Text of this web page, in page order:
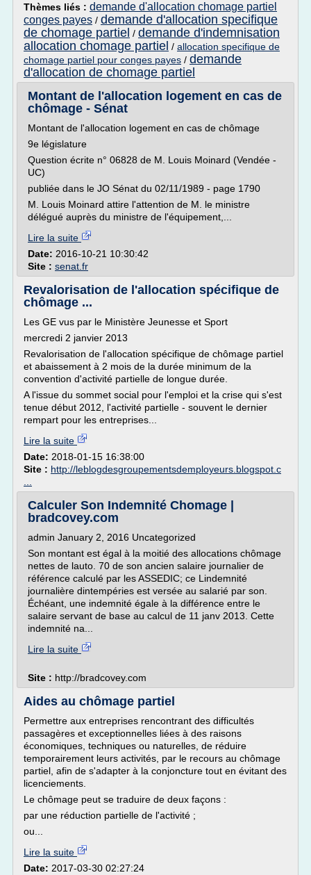
Thèmes liés : demande d'allocation chomage partiel
conges payes / demande d'allocation specifique
de chomage partiel / demande d'indemnisation
allocation chomage partiel / allocation specifique de
chomage partiel pour conges payes / demande
d'allocation de chomage partiel
Montant de l'allocation logement en cas de
chômage - Sénat
Montant de l'allocation logement en cas de chômage
9e législature
Question écrite n° 06828 de M. Louis Moinard (Vendée -
UC)
publiée dans le JO Sénat du 02/11/1989 - page 1790
M. Louis Moinard attire l'attention de M. le ministre
délégué auprès du ministre de l'équipement,...
Lire la suite
Date: 2016-10-21 10:30:42
Site : senat.fr
Revalorisation de l'allocation spécifique de
chômage ...
Les GE vus par le Ministère Jeunesse et Sport
mercredi 2 janvier 2013
Revalorisation de l'allocation spécifique de chômage partiel
et abaissement à 2 mois de la durée minimum de la
convention d'activité partielle de longue durée.
A l'issue du sommet social pour l'emploi et la crise qui s'est
tenue début 2012, l'activité partielle - souvent le dernier
rempart pour les entreprises...
Lire la suite
Date: 2018-01-15 16:38:00
Site : http://leblogdesgroupementsdemployeurs.blogspot.c
Calculer Son Indemnité Chomage |
bradcovey.com
admin January 2, 2016 Uncategorized
Son montant est égal à la moitié des allocations chômage
nettes de lauto. 70 de son ancien salaire journalier de
référence calculé par les ASSEDIC; ce Lindemnité
journalière dintempéries est versée au salarié par son.
Échéant, une indemnité égale à la différence entre le
salaire servant de base au calcul de 11 janv 2013. Cette
indemnité na...
Lire la suite
Site : http://bradcovey.com
Aides au chômage partiel
Permettre aux entreprises rencontrant des difficultés
passagères et exceptionnelles liées à des raisons
économiques, techniques ou naturelles, de réduire
temporairement leurs activités, par le recours au chômage
partiel, afin de s'adapter à la conjoncture tout en évitant des
licenciements.
Le chômage peut se traduire de deux façons :
par une réduction partielle de l'activité ;
ou...
Lire la suite
Date: 2017-03-30 02:27:24